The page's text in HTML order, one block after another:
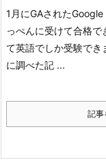
1月にGAされた
っぺんに受けて合格で
て英語でしか受験でき
に調べた記 ...
記事